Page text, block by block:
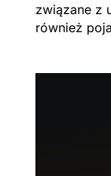
związane z
również